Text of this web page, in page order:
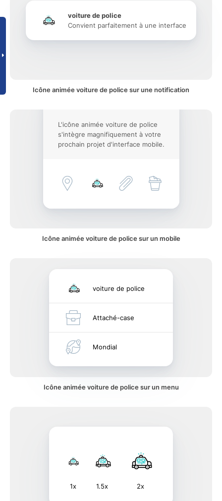
voiture de police
Convient parfaitement à une interface
Icône animée voiture de police sur une notification
L'icône animée voiture de police
s'intègre magnifiquement à votre
prochain projet d'interface mobile.
Icône animée voiture de police sur un mobile
voiture de police
Attaché-case
Mondial
Icône animée voiture de police sur un menu
1x 1.5x 2x